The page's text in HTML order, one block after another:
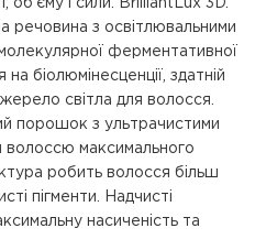
об'єму і сили. BrilliantLux 3D.
речовина з освітлювальними
ферментативної
на біолюмінесценції, здатній
світла для волосся.
порошок з ультрачистими
волоссю максимального
робить волосся більш
пігменти. Надчисті
насиченість та